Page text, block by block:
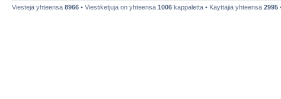
Viestejä yhteensä 8966 • Viestiketjuja on yhteensä 1006 kappaletta • Käyttäjiä yhteensä 2995